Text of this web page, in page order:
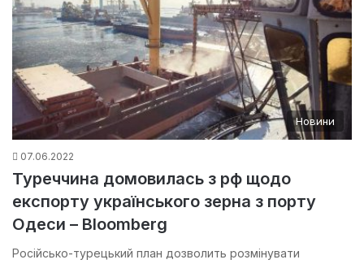
Новини
07.06.2022
Туреччина домовилась з рф щодо
експорту українського зерна з порту
Одеси – Bloomberg
Російсько-турецький план дозволить розмінувати